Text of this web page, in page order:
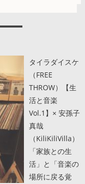
タイラダイスケ
（FREE
THROW）【生
活と音楽
Vol.1】× 安孫子
真哉
（KiliKiliVilla）
「家族との生
活」と「音楽の
場所に戻る覚